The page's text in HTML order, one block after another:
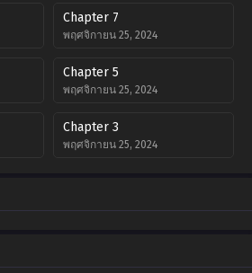
Chapter 7
พฤศจิกายน 25, 2024
Chapter 5
พฤศจิกายน 25, 2024
Chapter 3
พฤศจิกายน 25, 2024